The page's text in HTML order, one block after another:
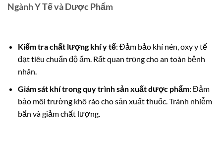
Ngành Y Tế và Dược Phẩm
Kiểm tra chất lượng khí y tế: Đảm bảo khí nén, oxy y tế
đạt tiêu chuẩn độ ẩm. Rất quan trọng cho an toàn bệnh
nhân.
Giám sát khí trong quy trình sản xuất dược phẩm: Đảm
bảo môi trường khô ráo cho sản xuất thuốc. Tránh nhiễm
bẩn và giảm chất lượng.